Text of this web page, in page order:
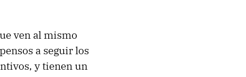
ven al mismo
a seguir los
y tienen un